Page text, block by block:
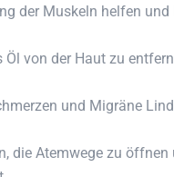
der Muskeln helfen
von der Haut zu
und Migräne
die Atemwege zu